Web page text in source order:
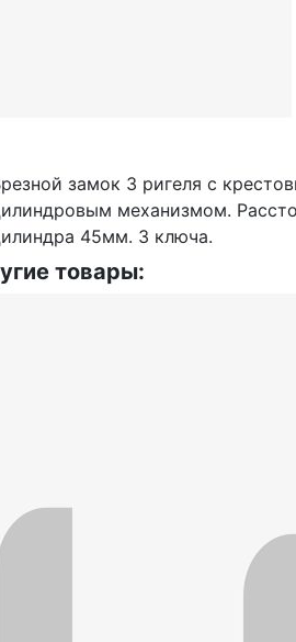
замок 3 ригеля с
механизмом.
45мм. 3 ключа.
товары: